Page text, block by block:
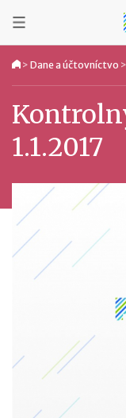
> Dane a účtovníctvo >
1.1.2017